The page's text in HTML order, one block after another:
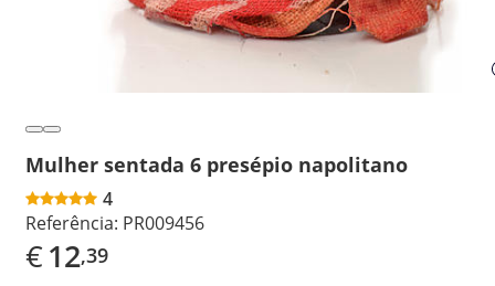
Mulher sentada 6 presépio napolitano
4
Referência: PR009456
€12,39